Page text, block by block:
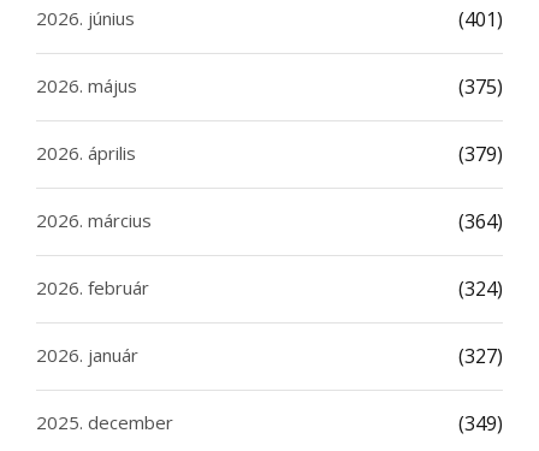
2026. június (401)
2026. május (375)
2026. április (379)
2026. március (364)
2026. február (324)
2026. január (327)
2025. december (349)